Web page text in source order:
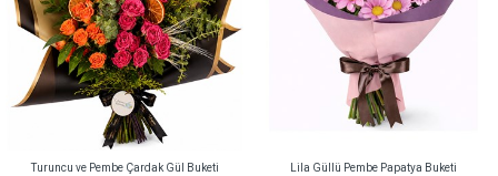
Turuncu ve Pembe Çardak Gül Buketi Lila Güllü Pembe Papatya Buketi